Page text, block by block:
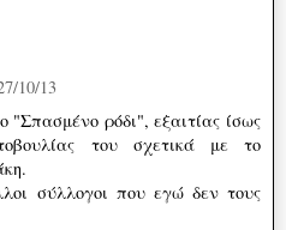
10/13
"Σπασμένο ρόδι", εξαιτίας ίσως
του σχετικά με το
σύλλογοι που εγώ δεν τους